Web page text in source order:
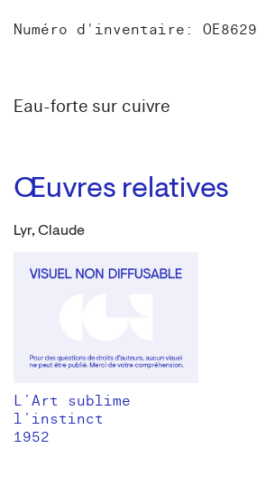
Numéro d'inventaire: OE8629
Eau-forte sur cuivre
Œuvres relatives
Lyr, Claude
L’Art sublime
l’instinct
1952